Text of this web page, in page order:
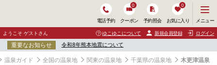
電話予約 クーポン
0
予約照会 お気に入り
0
ニ
ュ
ー
開
く
メニュー
ようこそ ゲストさん ゆこゆこについて 新規会員登録 ログイン
重要なお知らせ 令和8年熊本地震について
温泉ガイド 全国の温泉地 関東の温泉地 千葉県の温泉地 木更津温泉